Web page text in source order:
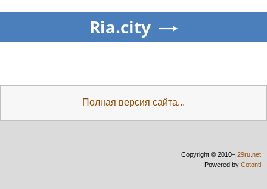
Ria.city
Полная версия сайта...
Copyright © 2010– 29ru.net
Powered by Cotonti